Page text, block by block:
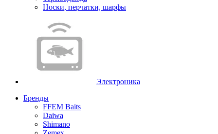
Носки, перчатки, шарфы
Электроника
Бренды
FFEM Baits
Daiwa
Shimano